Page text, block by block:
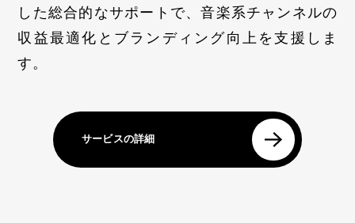
した総合的なサポートで、音楽系チャンネルの
収益最適化とブランディング向上を支援しま
す。
サービスの詳細